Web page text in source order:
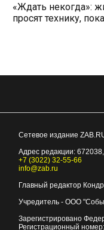
«Ждать некогда»:
просят технику,
Сетевое издание
Адрес редакции: 672038
+7 (3022) 32-55-66
info@zab.ru
Главный редактор
Учредитель - ООО
Зарегистрировано
Регистрационный